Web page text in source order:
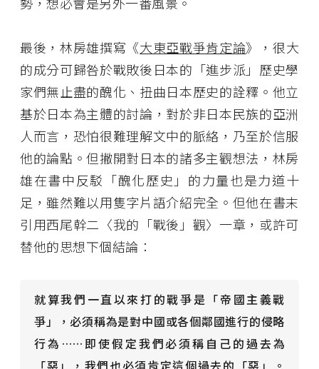
最後，林房雄撰寫《大東亞戰爭肯定論》，很大
的成分可歸咎於戰敗後日本的「進步派」歷史學
家們無止盡的醜化、扭曲日本歷史的詮釋。他立
基於日本為主體的討論，對於非日本民族的亞洲
人而言，恐怕很難理解文中的脈絡，乃至於信服
他的論點。但撇開對日本的諸多主觀想法，林房
雄在書中反駁「醜化歷史」的力量也是力道十
足，雖然難以用隻字片語介紹完全。但他在書末
引用西尾幹二〈我的「戰後」觀〉一章，或許可
替他的思想下個結論：
就算我們一直以來打的戰爭是「帝國主義戰
爭」，必須稱為是對中國或各個鄰國進行的侵略
行為……即使假定我們必須稱自己的過去為